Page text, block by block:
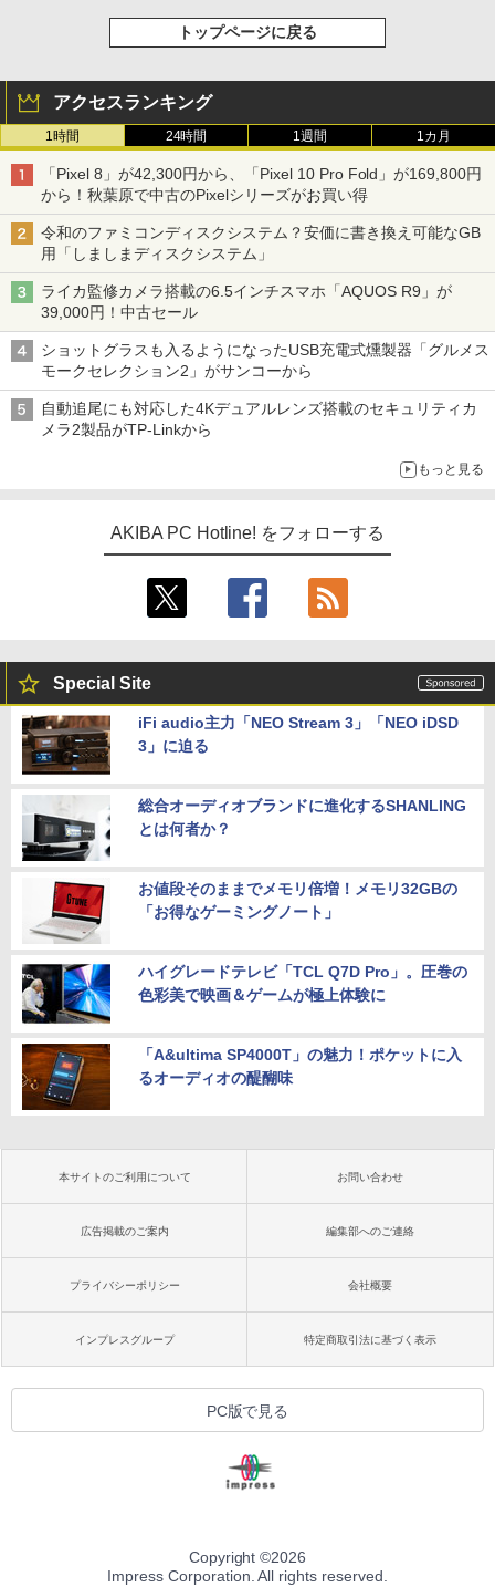
トップページに戻る
アクセスランキング
1時間 24時間 1週間 1カ月
「Pixel 8」が42,300円から、「Pixel 10 Pro Fold」が169,800円
から！秋葉原で中古のPixelシリーズがお買い得
令和のファミコンディスクシステム？安価に書き換え可能なGB
用「しましまディスクシステム」
ライカ監修カメラ搭載の6.5インチスマホ「AQUOS R9」が
39,000円！中古セール
ショットグラスも入るようになったUSB充電式燻製器「グルメス
モークセレクション2」がサンコーから
自動追尾にも対応した4Kデュアルレンズ搭載のセキュリティカ
メラ2製品がTP-Linkから
もっと見る
AKIBA PC Hotline! をフォローする
Special Site
iFi audio主力「NEO Stream 3」「NEO iDSD
3」に迫る
総合オーディオブランドに進化するSHANLING
とは何者か？
お値段そのままでメモリ倍増！メモリ32GBの
「お得なゲーミングノート」
ハイグレードテレビ「TCL Q7D Pro」。圧巻の
色彩美で映画＆ゲームが極上体験に
「A&ultima SP4000T」の魅力！ポケットに入
るオーディオの醍醐味
本サイトのご利用について お問い合わせ
広告掲載のご案内 編集部へのご連絡
プライバシーポリシー 会社概要
インプレスグループ 特定商取引法に基づく表示
PC版で見る
Copyright ©2026
Impress Corporation. All rights reserved.